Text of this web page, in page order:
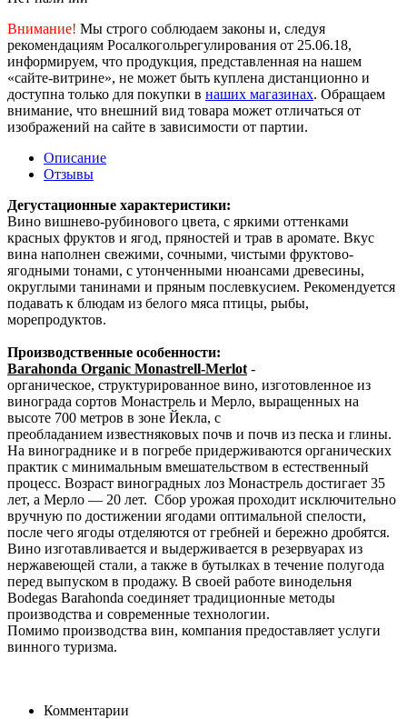
Внимание! Мы строго соблюдаем законы и, следуя
рекомендациям Росалкогольрегулирования от 25.06.18,
информируем, что продукция, представленная на нашем
«сайте-витрине», не может быть куплена дистанционно и
доступна только для покупки в наших магазинах. Обращаем
внимание, что внешний вид товара может отличаться от
изображений на сайте в зависимости от партии.
Описание
Отзывы
Дегустационные характеристики:
Вино вишнево-рубинового цвета, с яркими оттенками
красных фруктов и ягод, пряностей и трав в аромате. Вкус
вина наполнен свежими, сочными, чистыми фруктово-
ягодными тонами, с утонченными нюансами древесины,
округлыми танинами и пряным послевкусием. Рекомендуется
подавать к блюдам из белого мяса птицы, рыбы,
морепродуктов.
Производственные особенности:
Barahonda Organic Monastrell-Merlot -
органическое, структурированное вино, изготовленное из
винограда сортов Монастрель и Мерло, выращенных на
высоте 700 метров в зоне Йекла, с
преобладанием известняковых почв и почв из песка и глины.
На винограднике и в погребе придерживаются органических
практик с минимальным вмешательством в естественный
процесс. Возраст виноградных лоз Монастрель достигает 35
лет, а Мерло — 20 лет. Сбор урожая проходит исключительно
вручную по достижении ягодами оптимальной спелости,
после чего ягоды отделяются от гребней и бережно дробятся.
Вино изготавливается и выдерживается в резервуарах из
нержавеющей стали, а также в бутылках в течение полугода
перед выпуском в продажу. В своей работе винодельня
Bodegas Barahonda соединяет традиционные методы
производства и современные технологии.
Помимо производства вин, компания предоставляет услуги
винного туризма.
Комментарии